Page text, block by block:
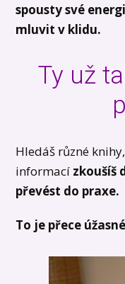
spousty své
mluvit v klidu.
Ty už
Hledáš různé
informací zkoušíš
převést do praxe.
To je přece